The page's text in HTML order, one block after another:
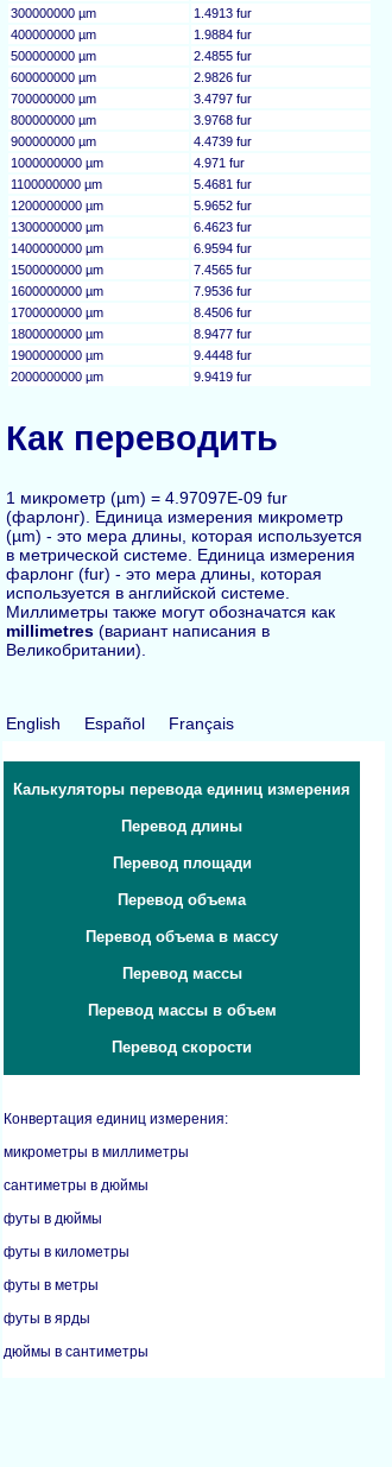
300000000 µm
1.4913 fur
400000000 µm
1.9884 fur
500000000 µm
2.4855 fur
600000000 µm
2.9826 fur
700000000 µm
3.4797 fur
800000000 µm
3.9768 fur
900000000 µm
4.4739 fur
1000000000 µm
4.971 fur
1100000000 µm
5.4681 fur
1200000000 µm
5.9652 fur
1300000000 µm
6.4623 fur
1400000000 µm
6.9594 fur
1500000000 µm
7.4565 fur
1600000000 µm
7.9536 fur
1700000000 µm
8.4506 fur
1800000000 µm
8.9477 fur
1900000000 µm
9.4448 fur
2000000000 µm
9.9419 fur
Как переводить
1 микрометр (µm) = 4.97097E-09 fur
(фарлонг). Единица измерения микрометр
(µm) - это мера длины, которая используется
в метрической системе. Единица измерения
фарлонг (fur) - это мера длины, которая
используется в английской системе.
Миллиметры также могут обозначатся как
millimetres (вариант написания в
Великобритании).
English Español Français
Калькуляторы перевода единиц измерения
Перевод длины
Перевод площади
Перевод объема
Перевод объема в массу
Перевод массы
Перевод массы в объем
Перевод скорости
Конвертация единиц измерения:
микрометры в миллиметры
сантиметры в дюймы
футы в дюймы
футы в километры
футы в метры
футы в ярды
дюймы в сантиметры